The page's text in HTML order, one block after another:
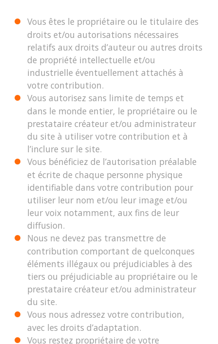
Vous êtes le propriétaire ou le titulaire des
droits et/ou autorisations nécessaires
relatifs aux droits d’auteur ou autres droits
de propriété intellectuelle et/ou
industrielle éventuellement attachés à
votre contribution.
Vous autorisez sans limite de temps et
dans le monde entier, le propriétaire ou le
prestataire créateur et/ou administrateur
du site à utiliser votre contribution et à
l’inclure sur le site.
Vous bénéficiez de l’autorisation préalable
et écrite de chaque personne physique
identifiable dans votre contribution pour
utiliser leur nom et/ou leur image et/ou
leur voix notamment, aux fins de leur
diffusion.
Nous ne devez pas transmettre de
contribution comportant de quelconques
éléments illégaux ou préjudiciables à des
tiers ou préjudiciable au propriétaire ou le
prestataire créateur et/ou administrateur
du site.
Vous nous adressez votre contribution,
avec les droits d’adaptation.
Vous restez propriétaire de votre